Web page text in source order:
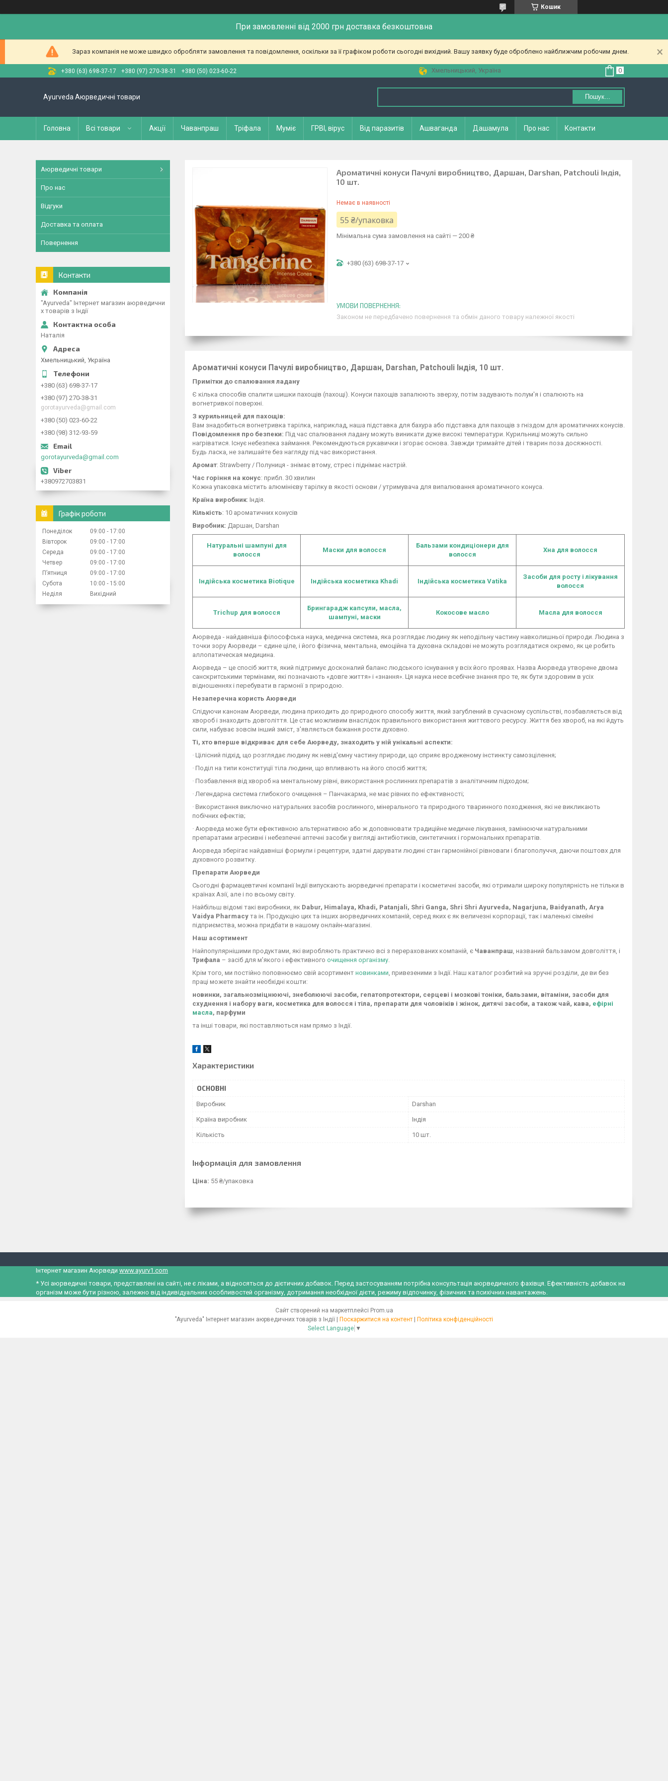
Кошик
При замовленні від 2000 грн доставка безкоштовна
Зараз компанія не може швидко обробляти замовлення та повідомлення, оскільки за її графіком роботи сьогодні вихідний. Вашу заявку буде оброблено найближчим робочим днем.
+380 (63) 698-37-17 +380 (97) 270-38-31 +380 (50) 023-60-22 Хмельницький, Україна
Ayurveda Аюрведичні товари Пошук...
Головна Всі товари Акції Чаванпраш Тріфала Муміє ГРВІ, вірус Від паразитів Ашваганда Дашамула Про нас Контакти
Ароматичні конуси Пачулі виробництво, Даршан, Darshan, Patchouli Індія,
10 шт.
Немає в наявності
55 ₴/упаковка
Мінімальна сума замовлення на сайті — 200 ₴
+380 (63) 698-37-17
Законом не передбачено повернення та обмін даного товару належної якості
Ароматичні конуси Пачулі виробництво, Даршан, Darshan, Patchouli Індія, 10 шт.
Примітки до спалювання ладану
Є кілька способів спалити шишки пахощів (пахощі). Конуси пахощів запалюють зверху, потім задувають полум'я і спалюють на
вогнетривкої поверхні.
З курильницей для пахощів:
Вам знадобиться вогнетривка тарілка, наприклад, наша підставка для бахура або підставка для пахощів з гніздом для ароматичних конусів.
Повідомлення про безпеки: Під час спалювання ладану можуть виникати дуже високі температури. Курильниці можуть сильно
нагріватися. Існує небезпека займання. Рекомендуються рукавички і згорає основа. Завжди тримайте дітей і тварин поза досяжності.
Будь ласка, не залишайте без нагляду під час використання.
Аромат: Strawberry / Полуниця - знімає втому, стрес і піднімає настрій.
Час горіння на конус: прибл. 30 хвилин
Кожна упаковка містить алюмінієву тарілку в якості основи / утримувача для випалювання ароматичного конуса.
Країна виробник: Індія.
Кількість: 10 ароматичних конусів
Виробник: Даршан, Darshan
Натуральні шампуні для
волосся
Маски для волосся
Бальзами кондиціонери для
волосся
Хна для волосся
Індійська косметика Biotique Індійська косметика Khadi Індійська косметика Vatika
Засоби для росту і лікування
волосся
Trichup для волосся
Брингарадж капсули, масла,
шампуні, маски
Кокосове масло Масла для волосся
Аюрведа - найдавніша філософська наука, медична система, яка розглядає людину як неподільну частину навколишньої природи. Людина з
точки зору Аюрведи – єдине ціле, і його фізична, ментальна, емоційна та духовна складові не можуть розглядатися окремо, як це робить
аллопатическая медицина.
Аюрведа – це спосіб життя, який підтримує досконалий баланс людського існування у всіх його проявах. Назва Аюрведа утворене двома
санскритськими термінами, які позначають «довге життя» і «знання». Ця наука несе всебічне знання про те, як бути здоровим в усіх
відношеннях і перебувати в гармонії з природою.
Незаперечна користь Аюрведи
Слідуючи канонам Аюрведи, людина приходить до природного способу життя, який загублений в сучасному суспільстві, позбавляється від
хвороб і знаходить довголіття. Це стає можливим внаслідок правильного використання життєвого ресурсу. Життя без хвороб, на які йдуть
сили, набуває зовсім інший зміст, з'являється бажання рости духовно.
Ті, хто вперше відкриває для себе Аюрведу, знаходить у ній унікальні аспекти:
· Цілісний підхід, що розглядає людину як невід'ємну частину природи, що сприяє вродженому інстинкту самозцілення;
· Поділ на типи конституції тіла людини, що впливають на його спосіб життя;
· Позбавлення від хвороб на ментальному рівні, використання рослинних препаратів з аналітичним підходом;
· Легендарна система глибокого очищення – Панчакарма, не має рівних по ефективності;
· Використання виключно натуральних засобів рослинного, мінерального та природного тваринного походження, які не викликають
побічних ефектів;
· Аюрведа може бути ефективною альтернативою або ж доповнювати традиційне медичне лікування, замінюючи натуральними
препаратами агресивні і небезпечні аптечні засоби у вигляді антибіотиків, синтетичних і гормональних препаратів.
Аюрведа зберігає найдавніші формули і рецептури, здатні дарувати людині стан гармонійної рівноваги і благополуччя, даючи поштовх для
духовного розвитку.
Препарати Аюрведи
Сьогодні фармацевтичні компанії Індії випускають аюрведичні препарати і косметичні засоби, які отримали широку популярність не тільки в
країнах Азії, але і по всьому світу.
Найбільш відомі такі виробники, як Dabur, Himalaya, Khadi, Patanjali, Shri Ganga, Shri Shri Ayurveda, Nagarjuna, Baidyanath, Arya
Vaidya Pharmacy та ін. Продукцію цих та інших аюрведичних компаній, серед яких є як величезні корпорації, так і маленькі сімейні
підприємства, можна придбати в нашому онлайн-магазині.
Наш асортимент
Найпопулярнішими продуктами, які виробляють практично всі з перерахованих компаній, є Чаванпраш , названий бальзамом довголіття, і
Трифала – засіб для м'якого і ефективного очищення організму
Крім того, ми постійно поповнюємо свій асортимент новинками , привезеними з Індії. Наш каталог розбитий на зручні розділи, де ви без
праці можете знайти необхідні кошти:
новинки, загальнозміцнюючі, знеболюючі засоби, гепатопротектори, серцеві і мозкові тоніки, бальзами, вітаміни, засоби для
схуднення і набору ваги, косметика для волосся і тіла, препарати для чоловіків і жінок, дитячі засоби, а також чай, кава, ефірні
масла, парфуми
та інші товари, які поставляються нам прямо з Індії.
Характеристики
ОСНОВНІ
Виробник Darshan
Країна виробник Індія
Кількість 10 шт.
Інформація для замовлення
Ціна: 55 ₴/упаковка
Аюрведичні товари
Про нас
Відгуки
Доставка та оплата
Повернення
Контакти
"Ayurveda" Інтернет магазин аюрведични
х товарів з Індії
Наталія
Хмельницький, Україна
+380 (63) 698-37-17
+380 (97) 270-38-31
gorotayurveda@gmail.com
+380 (50) 023-60-22
+380 (98) 312-93-59
gorotayurveda@gmail.com
+380972703831
Графік роботи
Понеділок 09:00
17:00
Вівторок
09:00
17:00
Середа
09:00
17:00
Четвер
09:00
17:00
Пʼятниця
09:00
17:00
Субота
10:00
15:00
Неділя
Вихідний
Інтернет магазин Аюрведи www.ayurv1.com
* Усі аюрведичні товари, представлені на сайті, не є ліками, а відносяться до дієтичних добавок. Перед застосуванням потрібна консультація аюрведичного фахівця. Ефективність добавок на
організм може бути різною, залежно від індивідуальних особливостей організму, дотримання необхідної дієти, режиму відпочинку, фізичних та психічних навантажень.
Сайт створений на маркетплейсі Prom.ua
"Ayurveda" Інтернет магазин аюрведичних товарів з Індії | Поскаржитися на контент | Політика конфіденційності
Select Language ▼